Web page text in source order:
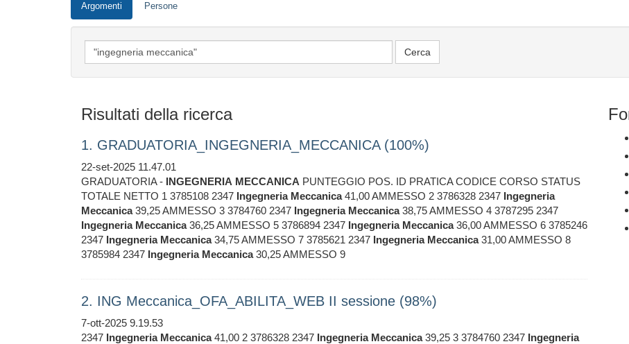
Argomenti Persone
Risultati della ricerca
1. GRADUATORIA_INGEGNERIA_MECCANICA (100%)
22-set-2025 11.47.01
GRADUATORIA - INGEGNERIA MECCANICA PUNTEGGIO POS. ID PRATICA CODICE CORSO STATUS
TOTALE NETTO 1 3785108 2347 Ingegneria Meccanica41,00 AMMESSO 2 3786328 2347 Ingegneria
Meccanica39,25 AMMESSO 3 3784760 2347 Ingegneria Meccanica38,75 AMMESSO 4 3787295 2347
Ingegneria Meccanica36,25 AMMESSO 5 3786894 2347 Ingegneria Meccanica36,00 AMMESSO 6 3785246
2347 Ingegneria Meccanica34,75 AMMESSO 7 3785621 2347 Ingegneria Meccanica31,00 AMMESSO 8
3785984 2347 Ingegneria Meccanica30,25 AMMESSO 9
2. ING Meccanica_OFA_ABILITA_WEB II sessione (98%)
7-ott-2025 9.19.53
2347 Ingegneria Meccanica41,00 2 3786328 2347 Ingegneria Meccanica39,25 3 3784760 2347 Ingegneria